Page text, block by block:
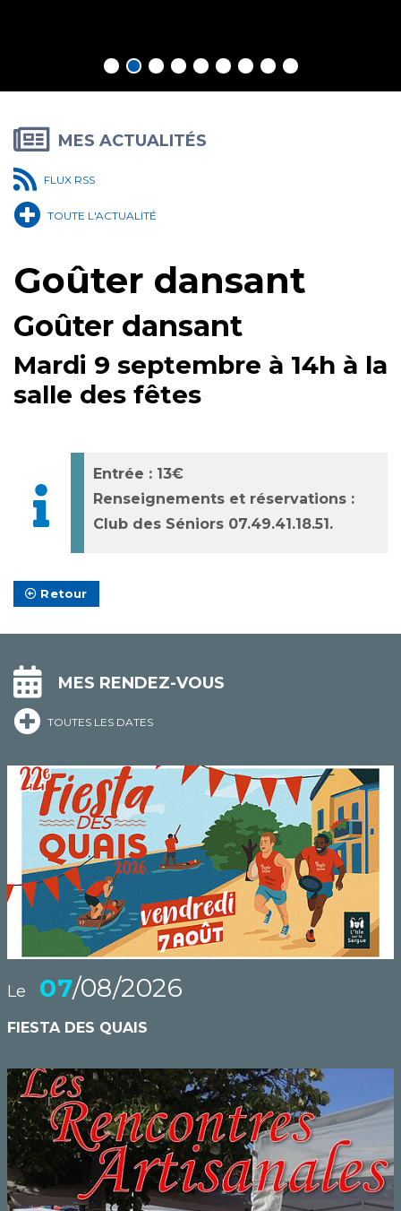
MES ACTUALITÉS
FLUX RSS
TOUTE L'ACTUALITÉ
Goûter dansant
Goûter dansant
Mardi 9 septembre à 14h à la
salle des fêtes
Entrée : 13€
Renseignements et réservations :
Club des Séniors 07.49.41.18.51.
Retour
MES RENDEZ-VOUS
TOUTES LES DATES
Le 07/08/2026
FIESTA DES QUAIS